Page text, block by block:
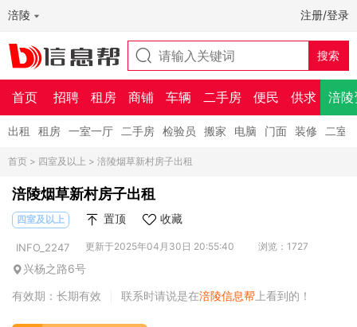
涪陵 注册/登录
首页 招聘 租房 商铺 车辆 二手房 便民 供求 涪陵
出租 租房 一室一厅 二手房 检验员 搬家 电脑 门面 装修 二室
首页 > 四室及以上 > 涪陵烟草新村房子出租
涪陵烟草新村房子出租
四室及以上 置顶 收藏
INFO_2247 更新于2025年04月30日 20:55:40 浏览：1727
兴杨之路6号
有效期：长期有效
联系时请说是在涪陵信息帮 上看到的！